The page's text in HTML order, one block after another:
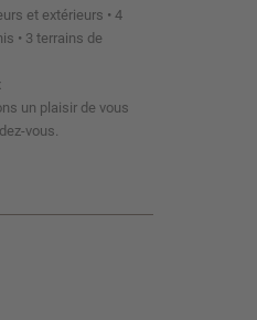
et extérieurs • 4
• 3 terrains de
un plaisir de vous
vous.